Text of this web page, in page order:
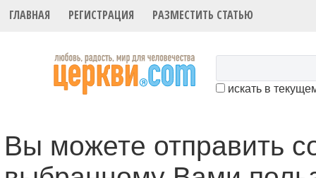
ГЛАВНАЯ РЕГИСТРАЦИЯ РАЗМЕСТИТЬ СТАТЬЮ
искать в
Вы можете отправить